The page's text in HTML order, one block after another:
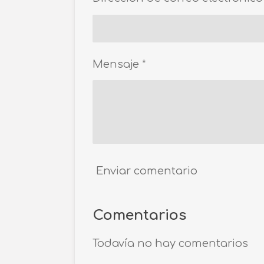
Mensaje *
Enviar comentario
Comentarios
Todavía no hay comentarios